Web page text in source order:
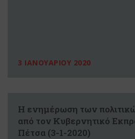
3 ΙΑΝΟΥΑΡΙΟΥ 2020
Η ενημέρωση των
από τον Κυβερνητικό
Πέτσα (3-1-2020)